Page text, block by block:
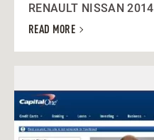
RENAULT NISSAN 2014
READ MORE